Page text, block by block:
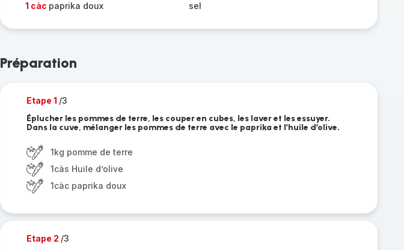
1 càc paprika doux sel
Préparation
Etape 1 /3
Éplucher les pommes de terre, les couper en cubes, les laver et les essuyer.
Dans la cuve, mélanger les pommes de terre avec le paprika et l’huile d’olive.
1kg pomme de terre
1càs Huile d’olive
1càc paprika doux
Etape 2 /3